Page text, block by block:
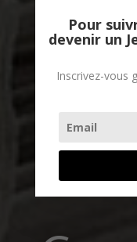
Pour
devenir un
Inscrivez-vous